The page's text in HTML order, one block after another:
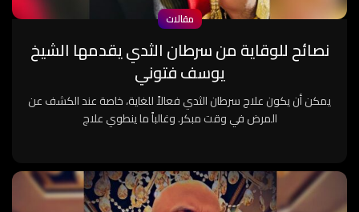
مقالات
نصائح للوقاية من سرطان الثدي يقدمها الشيخ
يوسف فتوني
يمكن أن يكون علاج سرطان الثدي فعالاً للغاية، خاصة عند الكشف عن
المرض في وقت مبكر. وغالباً ما ينطوي علاج